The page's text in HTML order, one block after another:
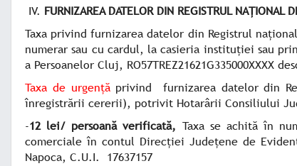
IV. FURNIZAREA DATELOR DIN REGISTRUL NAȚIONAL
Taxa privind furnizarea datelor din Registrul
numerar sau cu cardul, la casieria instituției sau
a Persoanelor Cluj, RO57TREZ21621G335000XXXX
Taxa de urgență privind furnizarea datelor din
înregistrării cererii), potrivit Hotarârii Consiliului
-12 lei/ persoană verificată, Taxa se achită în
comerciale în contul Direcției Județene de
Napoca, C.U.I. 17637157